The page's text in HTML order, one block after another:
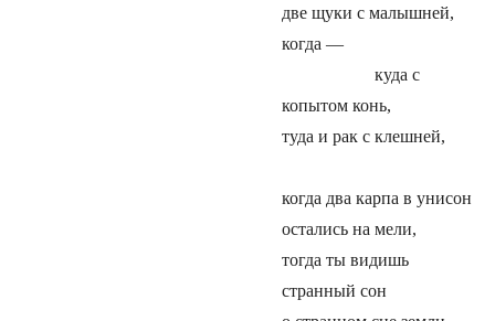
две щуки с малышней,
когда —
куда с
копытом конь,
туда и рак с клешней,
когда два карпа в унисон
остались на мели,
тогда ты видишь
странный сон